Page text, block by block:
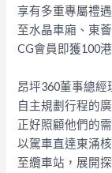
享有多重專屬禮
至水晶車廂、東
CG會員即獲100
昂坪360董事總
自主規劃行程的
正好照顧他們的
以駕車直達東涌
至纜車站，展開